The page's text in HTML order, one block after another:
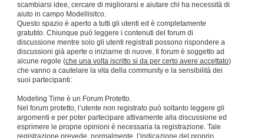
scambiarsi idee, cercare di migliorarsi e aiutare chi ha necessità di
aiuto in campo Modellisitco.
Questo spazio è aperto a tutti gli utenti ed è completamente
gratutito. Chiunque può leggere i contenuti del forum di
discussione mentre solo gli utenti registrati possono rispondere a
discussioni già aperte o iniziarne di nuove. Il forum è soggetto ad
alcune regole (che una volta iscritto si da per certo avere accettato)
che vanno a cautelare la vita della community e la sensibilità dei
suoi partecipanti:
Modeling Time è un Forum Protetto.
Nel forum protetto, l’utente non registrato può soltanto leggere gli
argomenti e per poter partecipare attivamente alla discussione ed
esprimere le proprie opinioni è necessaria la registrazione. Tale
registrazione prevede, normalmente, l’indicazione del proprio